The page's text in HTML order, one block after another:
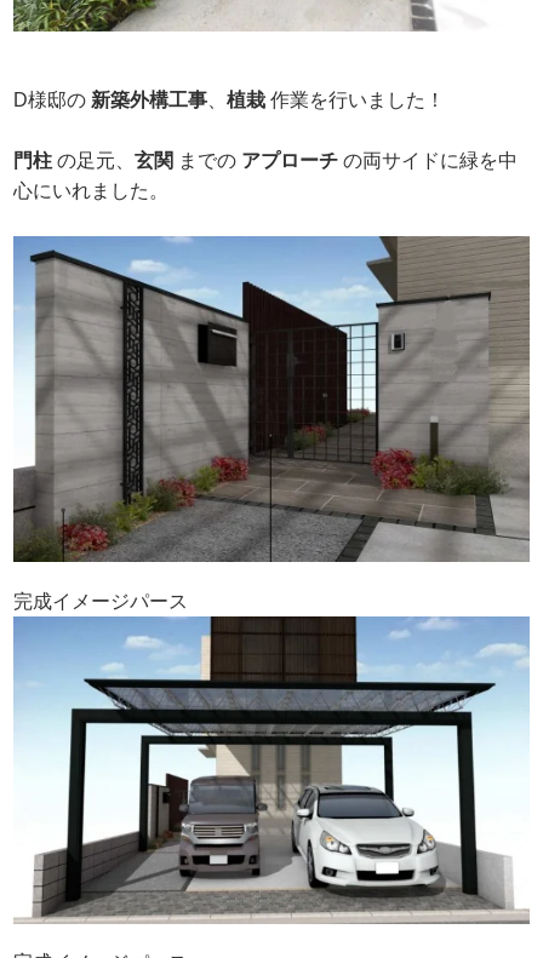
D様邸の 新築外構工事 、植栽作業を行いました！
門柱の足元、玄関 までの アプローチの両サイドに緑を中
心にいれました。
完成イメージパース